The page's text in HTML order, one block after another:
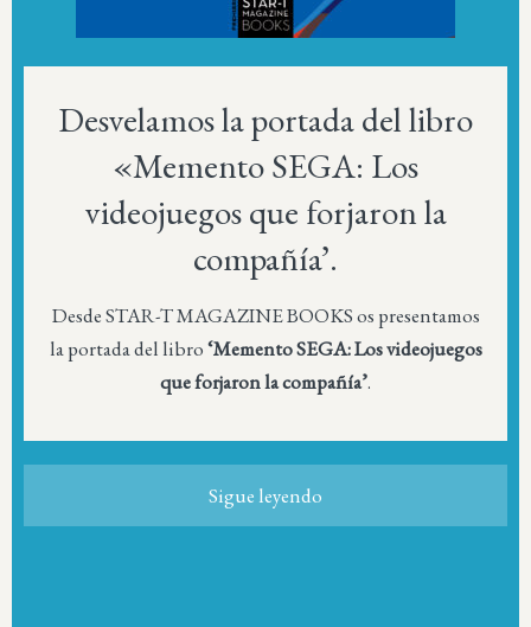
Desvelamos la portada del libro
«Memento SEGA: Los
videojuegos que forjaron la
compañía’.
Desde STAR-T MAGAZINE BOOKS os presentamos
la portada del libro‘Memento SEGA: Los videojuegos
que forjaron la compañía’.
Sigue leyendo